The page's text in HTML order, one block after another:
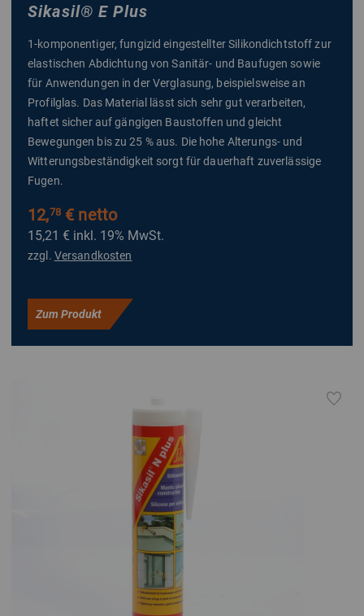
Sikasil® E Plus
1-komponentiger, fungizid eingestellter Silikondichtstoff zur
elastischen Abdichtung von Sanitär- und Baufugen sowie
für Anwendungen in der Verglasung, beispielsweise an
Profilglas. Das Material lässt sich sehr gut verarbeiten,
haftet sicher auf gängigen Baustoffen und gleicht
Bewegungen bis zu 25 % aus. Die hohe Alterungs- und
Witterungsbeständigkeit sorgt für dauerhaft zuverlässige
Fugen.
12,78€ netto
15,21 € inkl. 19% MwSt.
zzgl. Versandkosten
Zum Produkt